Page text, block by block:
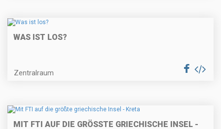
WAS IST LOS?
Zentralraum
MIT FTI AUF DIE GRÖSSTE GRIECHISCHE INSEL - K